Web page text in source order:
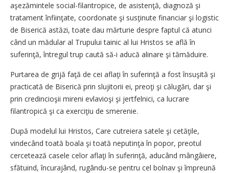
aşezămintele social-filantropice, de asistenţă, diagnoză şi
tratament înfiinţate, coordonate şi susţinute financiar şi logistic
de Biserică astăzi, toate dau mărturie despre faptul că atunci
când un mădular al Trupului tainic al lui Hristos se află în
suferinţă, întregul trup caută să-i aducă alinare şi tămăduire.
Purtarea de grijă faţă de cei aflaţi în suferinţă a fost însuşită şi
practicată de Biserică prin slujitorii ei, preoţi şi călugări, dar şi
prin credincioşii mireni evlavioşi şi jertfelnici, ca lucrare
filantropică şi ca exerciţiu de smerenie.
După modelul lui Hristos, Care cutreiera satele şi cetăţile,
vindecând toată boala şi toată neputinţa în popor, preotul
cercetează casele celor aflaţi în suferinţă, aducând mângâiere,
sfătuind, încurajând, rugându-se pentru cel bolnav şi împreună